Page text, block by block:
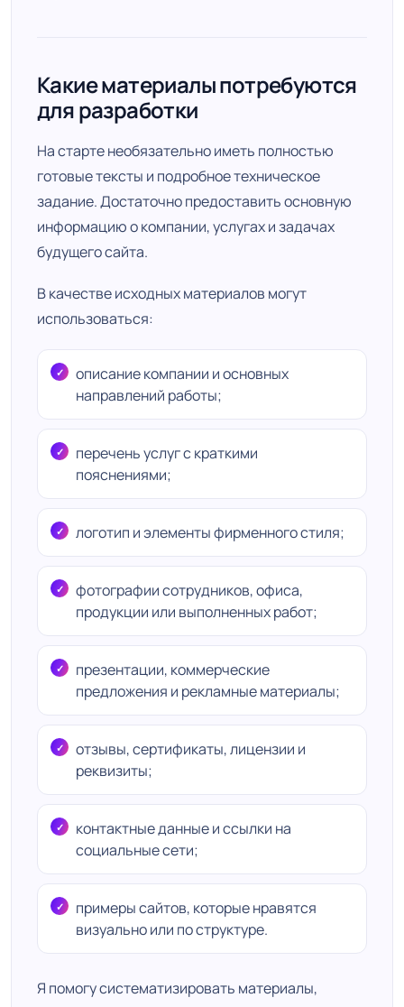
Какие материалы потребуются
для разработки
На старте необязательно иметь полностью
готовые тексты и подробное техническое
задание. Достаточно предоставить основную
информацию о компании, услугах и задачах
будущего сайта.
В качестве исходных материалов могут
использоваться:
описание компании и основных
направлений работы;
перечень услуг с краткими
пояснениями;
логотип и элементы фирменного стиля;
фотографии сотрудников, офиса,
продукции или выполненных работ;
презентации, коммерческие
предложения и рекламные материалы;
отзывы, сертификаты, лицензии и
реквизиты;
контактные данные и ссылки на
социальные сети;
примеры сайтов, которые нравятся
визуально или по структуре.
Я помогу систематизировать материалы,